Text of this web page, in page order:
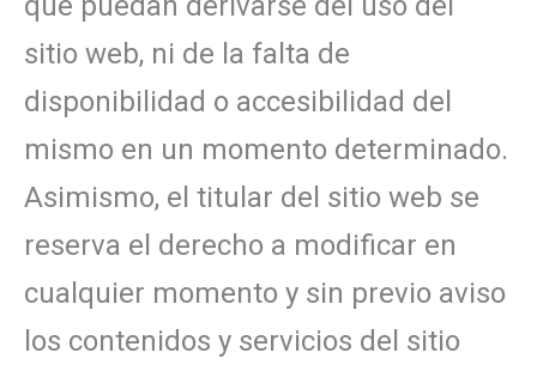
sitio web, ni de la falta de
disponibilidad o accesibilidad del
mismo en un momento determinado.
Asimismo, el titular del sitio web se
reserva el derecho a modificar en
cualquier momento y sin previo aviso
los contenidos y servicios del sitio